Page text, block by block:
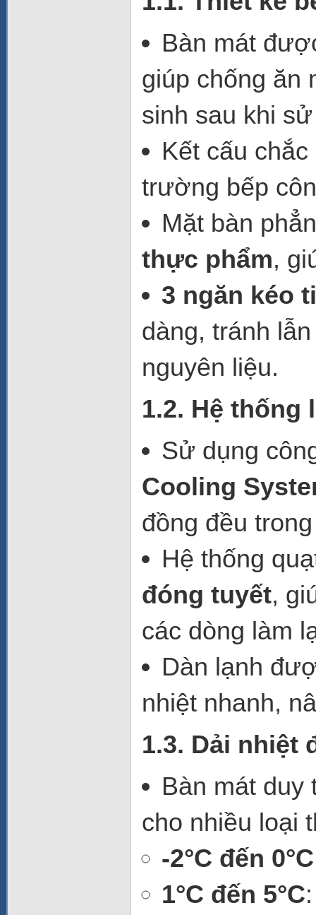
Bàn mát
giúp chống ăn
sinh sau khi
Kết cấu
trường bếp
Mặt bàn
thực phẩm,
3 ngăn kéo
dàng, tránh
nguyên liệu.
1.2. Hệ thống
Sử dụng
Cooling
đồng đều
Hệ thống
đóng tuyết,
các dòng làm
Dàn lạnh
nhiệt nhanh,
1.3. Dải nhiệt
Bàn mát
cho nhiều loại
-2°C đến 0°C
1°C đến 5°C